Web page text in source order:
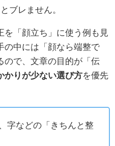
ブレません。
「顔立ち」に使う例も見
の中には「顔なら端整で
ので、文章の目的が「伝
かりが少ない選び方を優先
字などの「きちんと整